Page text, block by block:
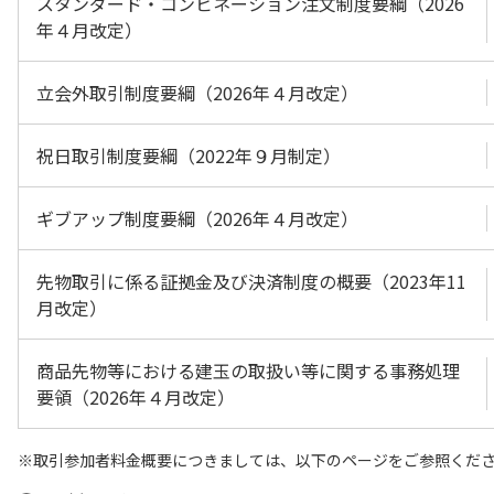
年４月改定）
立会外取引制度要綱（2026年４月改定）
祝日取引制度要綱（2022年９月制定）
ギブアップ制度要綱（2026年４月改定）
先物取引に係る証拠金及び決済制度の概要（2023年11
月改定）
商品先物等における建玉の取扱い等に関する事務処理
要領（2026年４月改定）
取引参加者料金概要につきましては、以下のページをご参照くだ